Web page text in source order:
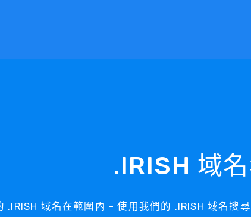
.IRISH 域
.IRISH 域名在範圍內 - 使用我們的 .IRISH 域名搜